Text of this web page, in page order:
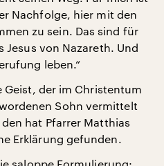
Nachfolge, hier mit den
zu sein. Das sind für
Jesus von Nazareth. Und
leben.“
Geist, der im Christentum
Sohn vermittelt
hat Pfarrer Matthias
Erklärung gefunden.